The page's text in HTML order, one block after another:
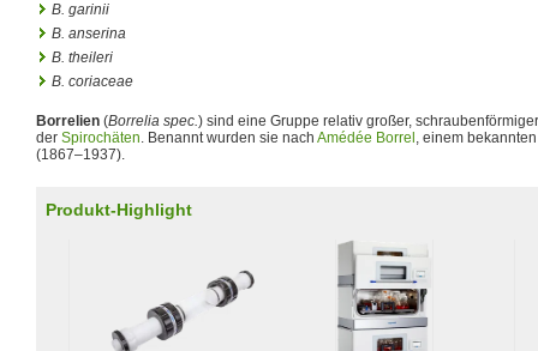
B. garinii
B. anserina
B. theileri
B. coriaceae
Borrelien (Borrelia spec.) sind eine Gruppe relativ großer,
der Spirochäten. Benannt wurden sie nach Amédée Borrel , einem
(1867–1937).
Produkt-Highlight